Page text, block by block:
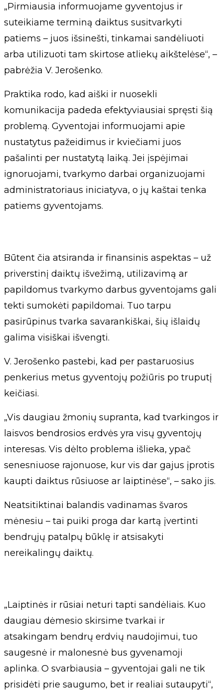
„Pirmiausia informuojame gyventojus ir
suteikiame terminą daiktus susitvarkyti
patiems – juos išsinešti, tinkamai sandėliuoti
arba utilizuoti tam skirtose atliekų aikštelėse“, –
pabrėžia V. Jerošenko.
Praktika rodo, kad aiški ir nuosekli
komunikacija padeda efektyviausiai spręsti šią
problemą. Gyventojai informuojami apie
nustatytus pažeidimus ir kviečiami juos
pašalinti per nustatytą laiką. Jei įspėjimai
ignoruojami, tvarkymo darbai organizuojami
administratoriaus iniciatyva, o jų kaštai tenka
patiems gyventojams.
Būtent čia atsiranda ir finansinis aspektas – už
priverstinį daiktų išvežimą, utilizavimą ar
papildomus tvarkymo darbus gyventojams gali
tekti sumokėti papildomai. Tuo tarpu
pasirūpinus tvarka savarankiškai, šių išlaidų
galima visiškai išvengti.
V. Jerošenko pastebi, kad per pastaruosius
penkerius metus gyventojų požiūris po truputį
keičiasi.
„Vis daugiau žmonių supranta, kad tvarkingos ir
laisvos bendrosios erdvės yra visų gyventojų
interesas. Vis dėlto problema išlieka, ypač
senesniuose rajonuose, kur vis dar gajus įprotis
kaupti daiktus rūsiuose ar laiptinėse“, – sako jis.
Neatsitiktinai balandis vadinamas švaros
mėnesiu – tai puiki proga dar kartą įvertinti
bendrųjų patalpų būklę ir atsisakyti
nereikalingų daiktų.
„Laiptinės ir rūsiai neturi tapti sandėliais. Kuo
daugiau dėmesio skirsime tvarkai ir
atsakingam bendrų erdvių naudojimui, tuo
saugesnė ir malonesnė bus gyvenamoji
aplinka. O svarbiausia – gyventojai gali ne tik
prisidėti prie saugumo, bet ir realiai sutaupyti“,